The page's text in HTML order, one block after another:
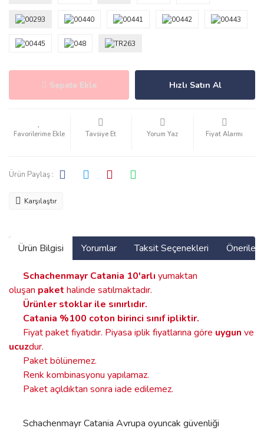
Sepete Ekle Hızlı Satın Al
Tavsiye Et Yorum Yaz Fiyat Alarmı
Ürün Paylaş :
Karşılaştır
Ürün Bilgisi Yorumlar Taksit Seçenekleri
Schachenmayr Catania 10'arlı yumaktan
oluşan paket halinde satılmaktadır.
Ürünler stoklar ile sınırlıdır.
Catania %100 coton birinci sınıf ipliktir.
Fiyat paket fiyatıdır. Piyasa iplik fiyatlarına göre uygun ve
ucuzdur.
Paket bölünemez.
Renk kombinasyonu yapılamaz.
Paket açıldıktan sonra iade edilemez.
Schachenmayr Catania Avrupa oyuncak güvenliği